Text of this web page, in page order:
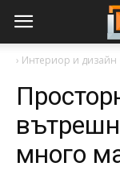
› Интериор и дизайн
много